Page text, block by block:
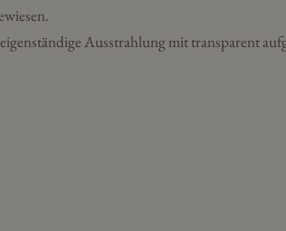
Ausstrahlung mit transparent